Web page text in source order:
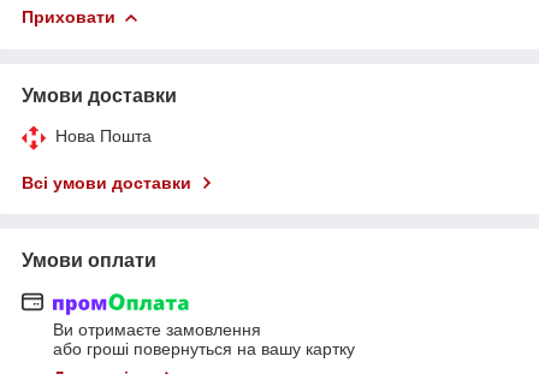
Приховати
Умови доставки
Нова Пошта
Всі умови доставки
Умови оплати
Ви отримаєте замовлення
або гроші повернуться на вашу картку